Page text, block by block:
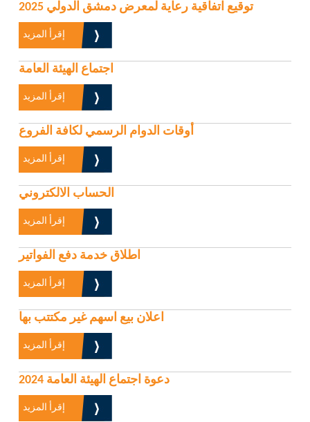
توقيع اتفاقية رعاية لمعرض دمشق الدولي 2025
إقرأ المزيد
اجتماع الهيئة العامة
إقرأ المزيد
أوقات الدوام الرسمي لكافة الفروع
إقرأ المزيد
الحساب الالكتروني
إقرأ المزيد
اطلاق خدمة دفع الفواتير
إقرأ المزيد
اعلان بيع اسهم غير مكتتب بها
إقرأ المزيد
دعوة اجتماع الهيئة العامة 2024
إقرأ المزيد